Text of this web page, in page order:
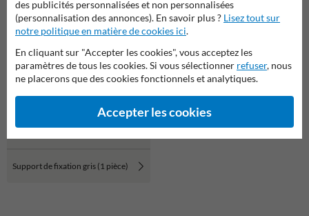
Support de fixation gris (1 pièce)
des publicités personnalisées et non personnalisées
(personnalisation des annonces). En savoir plus ? Lisez tout sur
notre politique en matière de cookies ici.
En cliquant sur "Accepter les cookies", vous acceptez les
paramètres de tous les cookies. Si vous sélectionner refuser, nous
ne placerons que des cookies fonctionnels et analytiques.
Accepter les cookies